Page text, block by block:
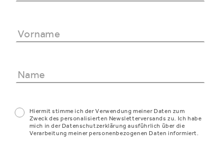
Hiermit stimme ich der Verwendung meiner Daten zum
Zweck des personalisierten Newsletterversands zu. Ich habe
mich in der Datenschutzerklärung ausführlich über die
Verarbeitung meiner personenbezogenen Daten informiert.